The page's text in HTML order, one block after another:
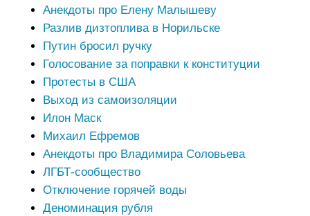
Анекдоты про Елену Малышеву
Разлив дизтоплива в Норильске
Путин бросил ручку
Голосование за поправки к конституции
Протесты в США
Выход из самоизоляции
Илон Маск
Михаил Ефремов
Анекдоты про Владимира Соловьева
ЛГБТ-сообщество
Отключение горячей воды
Деноминация рубля